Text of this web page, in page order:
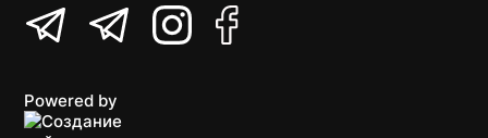
Powered by